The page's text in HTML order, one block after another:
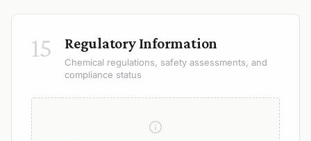
15 Regulatory Information
Chemical regulations, safety assessments, and
compliance status